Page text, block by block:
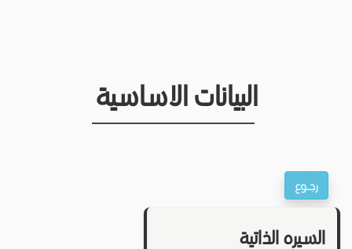
البيانات الاساسية
السيره الذاتية